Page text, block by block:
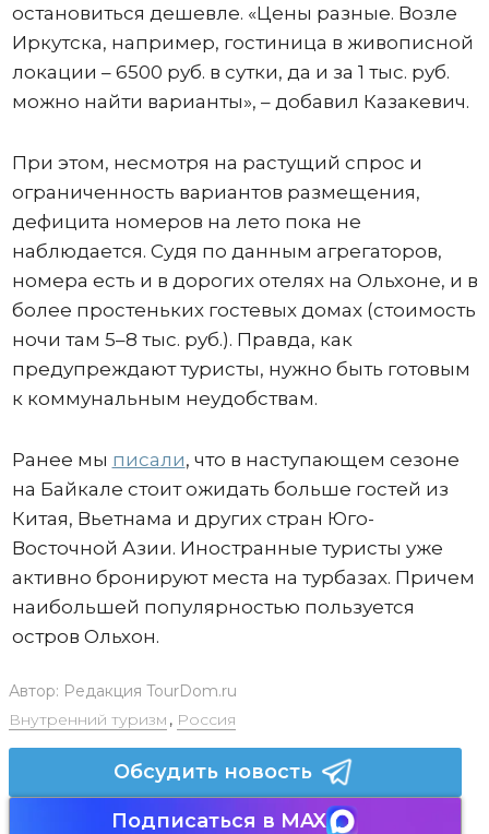
остановиться дешевле. «Цены разные. Возле
Иркутска, например, гостиница в живописной
локации – 6500 руб. в сутки, да и за 1 тыс. руб.
можно найти варианты», – добавил Казакевич.
При этом, несмотря на растущий спрос и
ограниченность вариантов размещения,
дефицита номеров на лето пока не
наблюдается. Судя по данным агрегаторов,
номера есть и в дорогих отелях на Ольхоне, и в
более простеньких гостевых домах (стоимость
ночи там 5–8 тыс. руб.). Правда, как
предупреждают туристы, нужно быть готовым
к коммунальным неудобствам.
Ранее мы писали, что в наступающем сезоне
на Байкале стоит ожидать больше гостей из
Китая, Вьетнама и других стран Юго-
Восточной Азии. Иностранные туристы уже
активно бронируют места на турбазах. Причем
наибольшей популярностью пользуется
остров Ольхон.
Автор: Редакция TourDom.ru
Внутренний туризм , Россия
Обсудить новость
Подписаться в MAX